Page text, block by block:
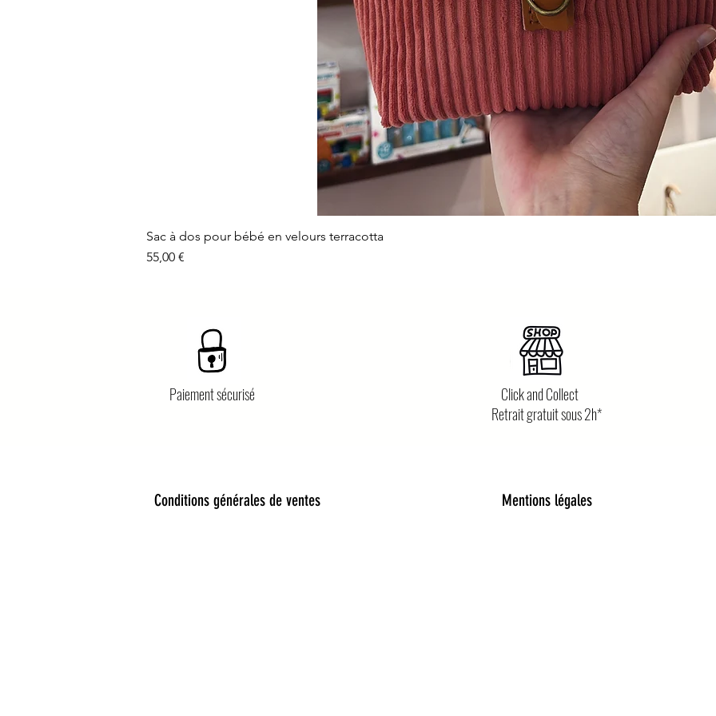
Sac à dos pour bébé en velours terracotta
Prix
55,00 €
Paiement sécurisé Click and Collect
Retrait gratuit sous 2h*
Conditions générales de ventes Mentions légales